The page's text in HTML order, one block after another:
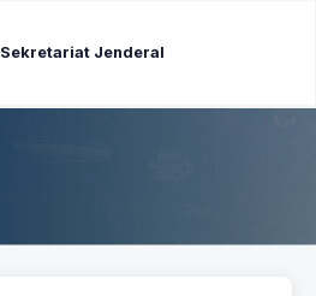
Sekretariat Jenderal